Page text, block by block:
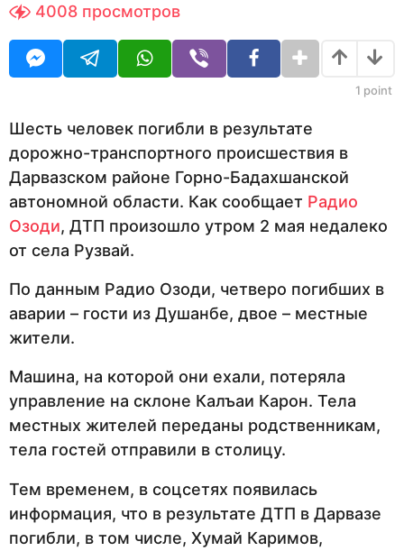
Y
о
а
н
д
4008 просмотров
1 point
Шесть человек погибли в результате
дорожно-транспортного происшествия в
Дарвазском районе Горно-Бадахшанской
автономной области. Как сообщает Радио
Озоди, ДТП произошло утром 2 мая недалеко
от села Рузвай.
По данным Радио Озоди, четверо погибших в
аварии – гости из Душанбе, двое – местные
жители.
Машина, на которой они ехали, потеряла
управление на склоне Калъаи Карон. Тела
местных жителей переданы родственникам,
тела гостей отправили в столицу.
Тем временем, в соцсетях появилась
информация, что в результате ДТП в Дарвазе
погибли, в том числе, Хумай Каримов,